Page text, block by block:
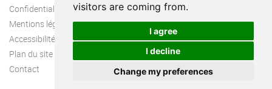
visitors are coming from.
I agree
I decline
Change my preferences
Confidentialité
Mentions légales
Accessibilité
Plan du site
Contact